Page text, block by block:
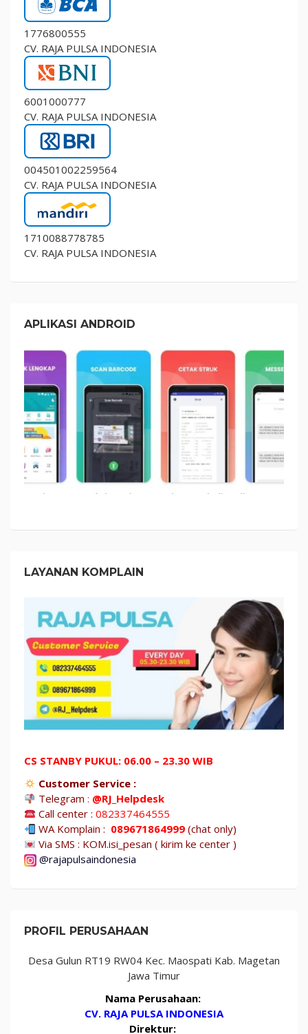
1776800555
CV. RAJA PULSA INDONESIA
6001000777
CV. RAJA PULSA INDONESIA
004501002259564
CV. RAJA PULSA INDONESIA
1710088778785
CV. RAJA PULSA INDONESIA
APLIKASI ANDROID
LAYANAN KOMPLAIN
CS STANBY PUKUL: 06.00 – 23.30 WIB
Customer Service :
Telegram: @RJ_Helpdesk
Call center :082337464555
WA Komplain : 089671864999 (chat only)
Via SMS : KOM.isi_pesan ( kirim ke center )
@rajapulsaindonesia
PROFIL PERUSAHAAN
Desa Gulun RT19 RW04 Kec. Maospati Kab. Magetan
Jawa Timur
Nama Perusahaan:
CV. RAJA PULSA INDONESIA
Direktur: